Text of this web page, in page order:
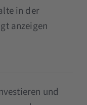
in der
anzeigen
und